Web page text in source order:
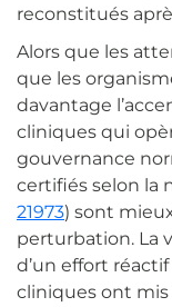
reconstitués
Alors que les
que les
davantage
cliniques qui
gouvernance
certifiés selon la
21973) sont
perturbation. La
d’un effort
cliniques ont mis